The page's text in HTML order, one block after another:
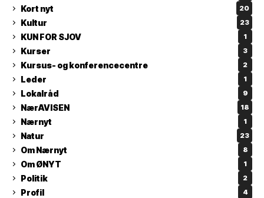
Kort nyt 20
Kultur 23
KUN FOR SJOV 1
Kurser 3
Kursus- og konferencecentre 2
Leder 1
Lokalråd 9
NærAVISEN 18
Nærnyt 1
Natur 23
Om Nærnyt 8
Om ØNYT 1
Politik 2
Profil 4